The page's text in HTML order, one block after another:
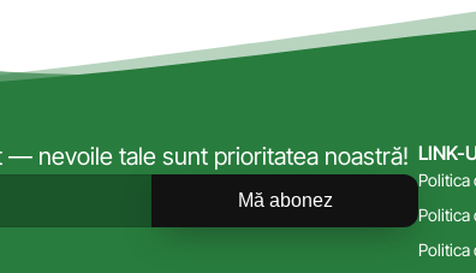
nevoile tale sunt prioritatea noastră!
Mă abonez
LINK-
Politica
Politica
Politica